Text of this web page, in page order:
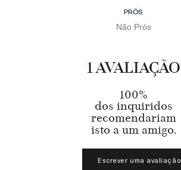
PRÓS
Não Prós
1 AVALIAÇÃO
Escrever uma avaliação
100%
dos inquiridos
recomendariam
isto a um amigo.